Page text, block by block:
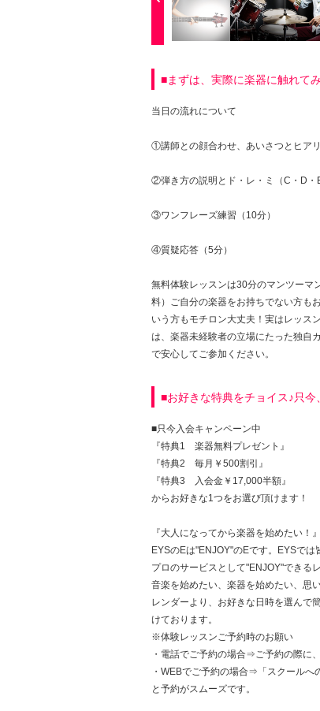
■まずは、実際に楽器に触れて
当日の流れについて
①講師との顔合わせ、あいさつとヒア
②弾き方の説明とド・レ・ミ（C・D・
③ワンフレーズ練習（10分）
④質疑応答（5分）
無料体験レッスンは30分のマンツー
料）ご自分の楽器をお持ちでない方も
いう方もモチロン大丈夫！実はレッス
は、楽器未経験者の立場にたった独自
で安心してご参加ください。
■お好きな特典をチョイス♪只
■只今入会キャンペーン中
『特典1 楽器無料プレゼント』
『特典2 毎月￥500割引』
『特典3 入会金￥17,000半額』
からお好きな1つをお選び頂けます！
『大人になってから楽器を始めたい！』
EYSのEは"ENJOY"のEです。EYSで
プロのサービスとして"ENJOY"できる
音楽を始めたい、楽器を始めたい、思
レンダーより、お好きな日時を選んで
けております。
※体験レッスンご予約時のお願い
・電話でご予約の場合⇒ご予約の際に
・WEBでご予約の場合⇒「スクールへ
と予約がスムーズです。